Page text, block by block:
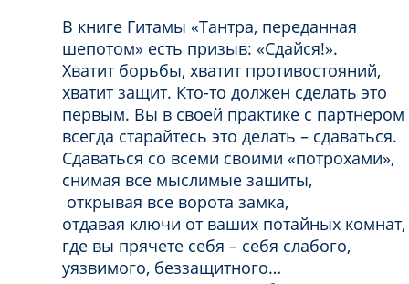
В книге Гитамы «Тантра, переданная
шепотом» есть призыв: «Сдайся!».
Хватит борьбы, хватит противостояний,
хватит защит. Кто-то должен сделать это
первым. Вы в своей практике с партнером
всегда старайтесь это делать – сдаваться.
Сдаваться со всеми своими «потрохами»,
снимая все мыслимые зашиты,
открывая все ворота замка,
отдавая ключи от ваших потайных комнат,
где вы прячете себя – себя слабого,
уязвимого, беззащитного…